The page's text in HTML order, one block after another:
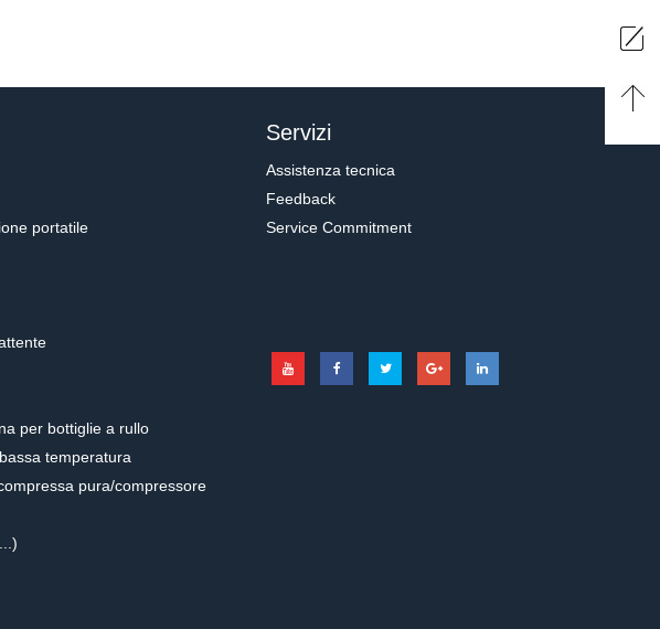
portatile
per bottiglie a rullo
temperatura
pura/compressore
Servizi
Assistenza tecnica
Feedback
Service Commitment